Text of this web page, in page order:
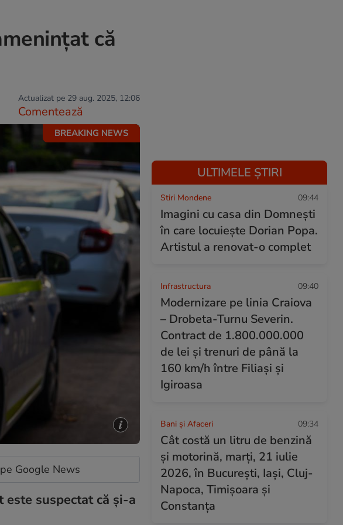
că
Actualizat pe 29 aug. 2025, 12:06
Comentează
BREAKING NEWS
Google News
suspectat că și-a
ULTIMELE ȘTIRI
Stiri Mondene 09:44
Imagini cu casa din Domnești
în care locuiește Dorian Popa.
Artistul a renovat-o complet
Infrastructura 09:40
Modernizare pe linia Craiova
– Drobeta-Turnu Severin.
Contract de 1.800.000.000
de lei și trenuri de până la
160 km/h între Filiași și
Igiroasa
Bani și Afaceri 09:34
Cât costă un litru de benzină
și motorină, marți, 21 iulie
2026, în București, Iași, Cluj-
Napoca, Timișoara și
Constanța